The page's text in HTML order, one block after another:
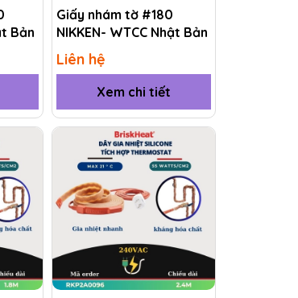
Bản
Giấy nhám tờ #180
NIKKEN- WTCC Nhật Bản
Liên hệ
Xem chi tiết